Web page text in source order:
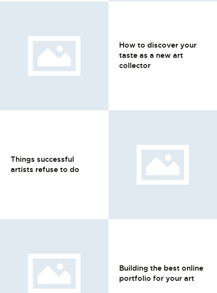
How to discover your
taste as a new art
collector
Things successful
artists refuse to do
Building the best online
portfolio for your art